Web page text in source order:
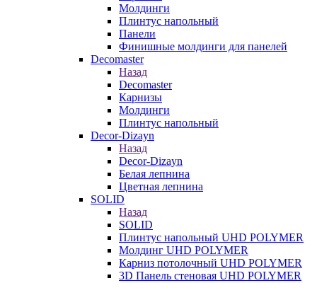
Молдинги
Плинтус напольный
Панели
Финишные молдинги для панелей
Decomaster
Назад
Decomaster
Карнизы
Молдинги
Плинтус напольный
Decor-Dizayn
Назад
Decor-Dizayn
Белая лепнина
Цветная лепнина
SOLID
Назад
SOLID
Плинтус напольный UHD POLYMER
Молдинг UHD POLYMER
Карниз потолочный UHD POLYMER
3D Панель стеновая UHD POLYMER